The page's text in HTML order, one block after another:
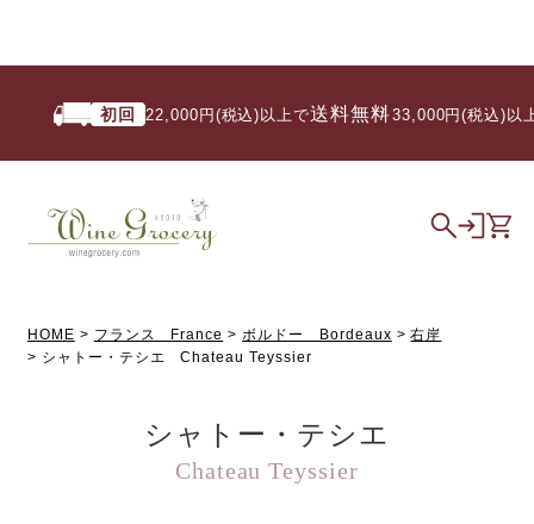
初回 22,000円(税込)以上で送料無料/ 33,000円(税込)以上
HOME フランス France ボルドー Bordeaux
右岸
シャトー・テシエ Chateau Teyssier
シャトー・テシエ
Chateau Teyssier